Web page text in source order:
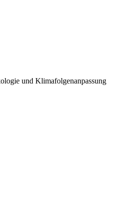
und Klimafolgenanpassung